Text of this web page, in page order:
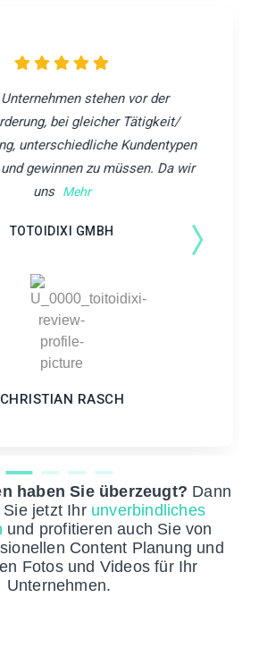
stehen vor der
bei gleicher Tätigkeit/
unterschiedliche Kundentypen
gewinnen zu müssen. Da wir
uns Mehr
TOTOIDIXI GMBH
CHRISTIAN RASCH
haben Sie überzeugt? Dann
jetzt Ihr unverbindliches
und profitieren auch Sie von
Content Planung und
Fotos und Videos für Ihr
Unternehmen.